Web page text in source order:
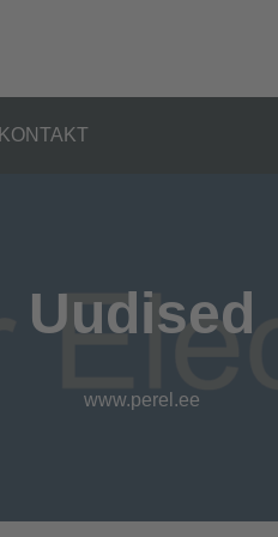
KONTAKT
Uudised
www.perel.ee